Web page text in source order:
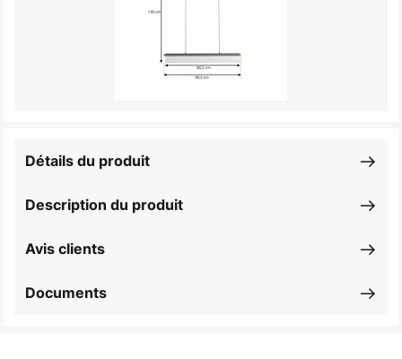
Description du produit
Détails du produit
Avis clients
Documents